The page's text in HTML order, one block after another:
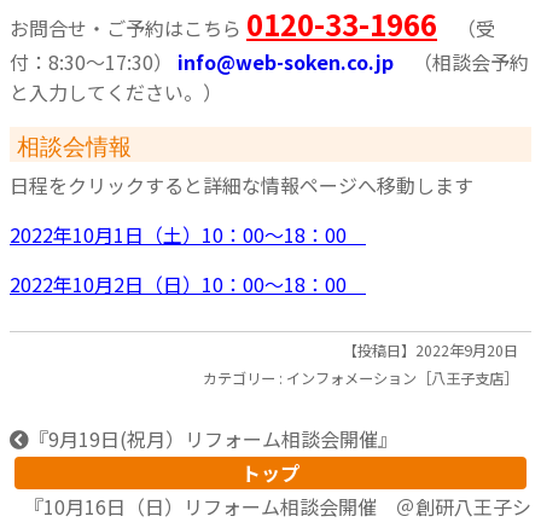
お問合せ・ご予約はこちら 0120-33-1966 （受
付：8:30～17:30）
info@web-soken.co.jp
（相談会予約
と入力してください。）
相談会情報
日程をクリックすると詳細な情報ページへ移動します
2022年10月1日（土）10：00～18：00
2022年10月2日（日）10：00～18：00
【投稿日】2022年9月20日
カテゴリー : インフォメーション［八王子支店］
『9月19日(祝月）リフォーム相談会開催』
トップ
『10月16日（日）リフォーム相談会開催 ＠創研八王子シ